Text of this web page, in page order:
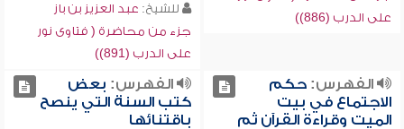
على الدرب (886))
للشيخ: عبد العزيز بن باز
جزء من محاضرة ( فتاوى نور
على الدرب (891))
الفهرس:حكم
الاجتماع في بيت
الميت وقراءة القرآن ثم
الفهرس: بعض
كتب السنة التي ينصح
باقتنائها